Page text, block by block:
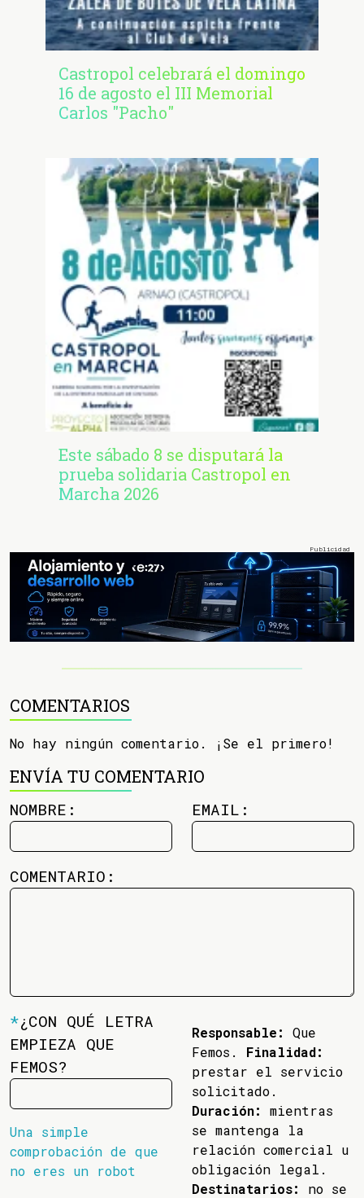
Castropol celebrará el domingo
16 de agosto el III Memorial
Carlos "Pacho"
Este sábado 8 se disputará la
prueba solidaria Castropol en
Marcha 2026
COMENTARIOS
No hay ningún comentario. ¡Se el primero!
ENVÍA TU COMENTARIO
NOMBRE: EMAIL:
COMENTARIO:
*¿CON QUÉ LETRA
EMPIEZA QUE
FEMOS?
Una simple
comprobación de que
no eres un robot
Responsable:
Que
Femos. Finalidad:
prestar el servicio
solicitado.
Duración:
mientras
se mantenga la
relación comercial u
obligación legal.
Destinatarios:
no se